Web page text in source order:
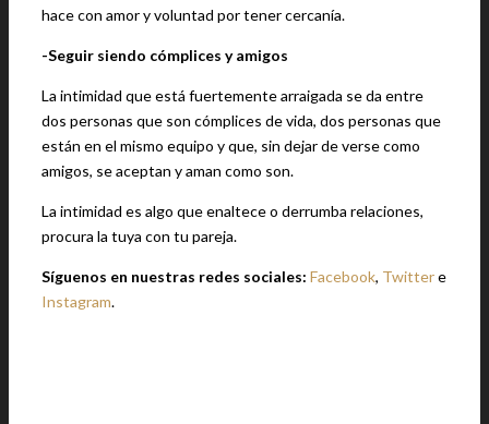
hace con amor y voluntad por tener cercanía.
-Seguir siendo cómplices y amigos
La intimidad que está fuertemente arraigada se da entre
dos personas que son cómplices de vida, dos personas que
están en el mismo equipo y que, sin dejar de verse como
amigos, se aceptan y aman como son.
La intimidad es algo que enaltece o derrumba relaciones,
procura la tuya con tu pareja.
Síguenos en nuestras redes sociales: Facebook, Twittere
Instagram.